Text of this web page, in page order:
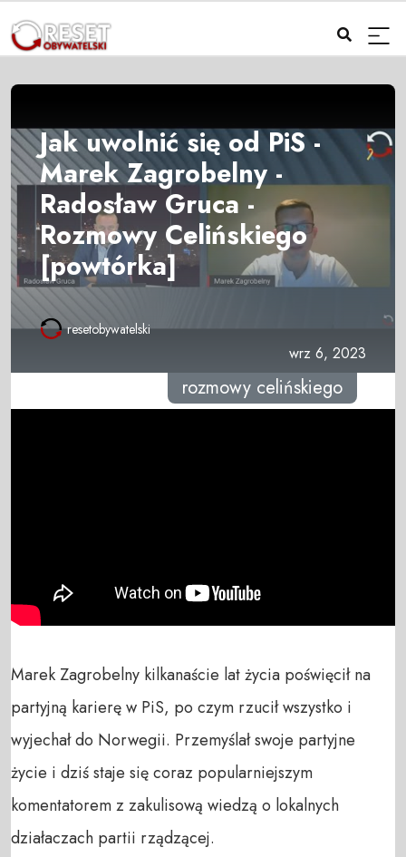
Jak uwolnić się od PiS -
Marek Zagrobelny -
Radosław Gruca -
Rozmowy Celińskiego
[powtórka]
resetobywatelski
wrz 6, 2023
rozmowy celińskiego
Marek Zagrobelny kilkanaście lat życia poświęcił na
partyjną karierę w PiS, po czym rzucił wszystko i
wyjechał do Norwegii. Przemyślał swoje partyjne
życie i dziś staje się coraz popularniejszym
komentatorem z zakulisową wiedzą o lokalnych
działaczach partii rządzącej.